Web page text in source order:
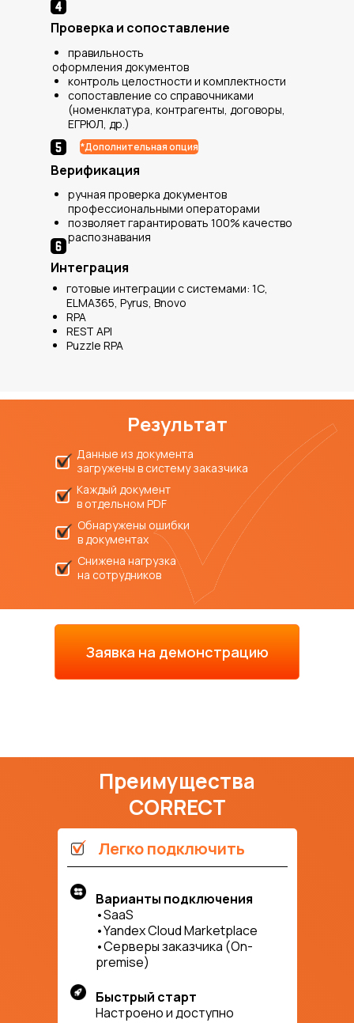
ручная проверка документов
профессиональными операторами
позволяет гарантировать 100% качество
распознавания
*Дополнительная опция
Верификация
правильность
оформления документов
контроль целостности и комплектности
сопоставление со справочниками
(номенклатура, контрагенты, договоры,
ЕГРЮЛ, др.)
Проверка и сопоставление
Интеграция
готовые интеграции с системами: 1С,
ELMA365, Pyrus, Bnovo
RPA
REST API
Puzzle RPA
Данные из документа
загружены в систему заказчика
Каждый документ
в отдельном PDF
Обнаружены ошибки
в документах
Снижена нагрузка
на сотрудников
Результат
Заявка на демонстрацию
Преимущества
CORRECT
Легко подключить
Варианты подключения
•SaaS
•Yandex Cloud Marketplace
•Серверы заказчика (On-
premise)
Быстрый старт
Настроено и доступно